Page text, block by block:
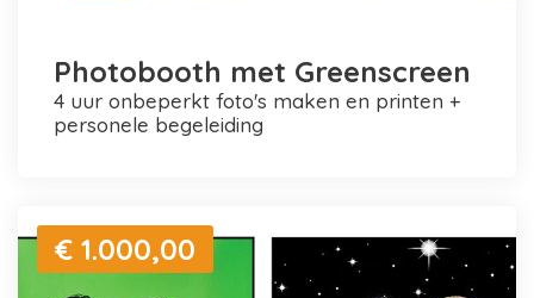
Photobooth met Greenscreen
4 uur onbeperkt foto's maken en printen +
personele begeleiding
€ 1.000,00